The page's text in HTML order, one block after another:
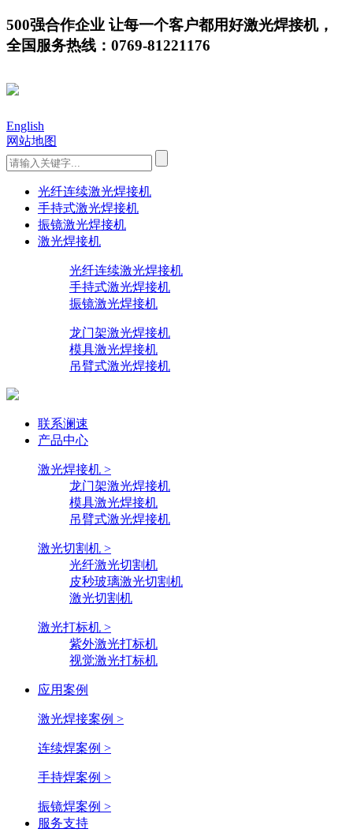
500强合作企业 让每一个客户都用好激光焊接机，
全国服务热线：0769-81221176
English
网站地图
光纤连续激光焊接机
手持式激光焊接机
振镜激光焊接机
激光焊接机
光纤连续激光焊接机
手持式激光焊接机
振镜激光焊接机
龙门架激光焊接机
模具激光焊接机
吊臂式激光焊接机
联系澜速
产品中心
激光焊接机 >
龙门架激光焊接机
模具激光焊接机
吊臂式激光焊接机
激光切割机 >
光纤激光切割机
皮秒玻璃激光切割机
激光切割机
激光打标机 >
紫外激光打标机
视觉激光打标机
应用案例
激光焊接案例 >
连续焊案例 >
手持焊案例 >
振镜焊案例 >
服务支持